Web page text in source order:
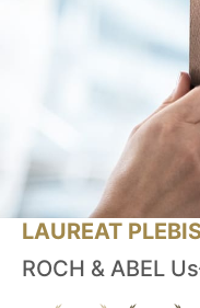
LAUREAT
ROCH & ABEL